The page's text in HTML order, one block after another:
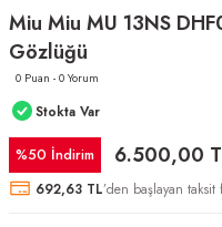
Miu Miu MU 13NS
Gözlüğü
0 Puan - 0 Yorum
Stokta Var
%50 İndirim 6.500,00
692,63 TL’den başlayan taksit